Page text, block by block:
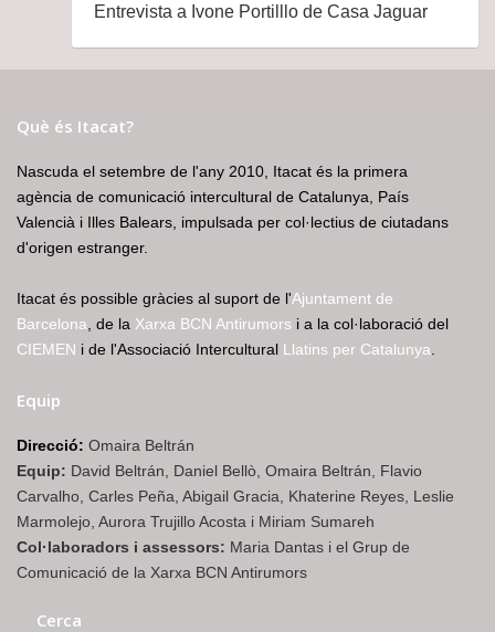
Entrevista a Ivone Portilllo de Casa Jaguar
Què és Itacat?
Nascuda el setembre de l'any 2010, Itacat és la primera
agència de comunicació intercultural de Catalunya, País
Valencià i Illes Balears, impulsada per col·lectius de ciutadans
d'origen estranger.
Itacat és possible gràcies al suport de l'Ajuntament de
Barcelona , de la Xarxa BCN Antirumors i a la col·laboració del
CIEMEN i de l'Associació Intercultural Llatins per Catalunya
Equip
Direcció: Omaira Beltrán
Equip: David Beltrán, Daniel Bellò, Omaira Beltrán, Flavio
Carvalho, Carles Peña, Abigail Gracia, Khaterine Reyes, Leslie
Marmolejo, Aurora Trujillo Acosta i Miriam Sumareh
Col·laboradors i assessors: Maria Dantas i el Grup de
Comunicació de la Xarxa BCN Antirumors
Cerca